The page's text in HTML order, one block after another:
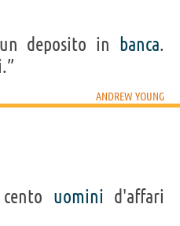
deposito in banca.
ANDREW YOUNG
uomini d'affari